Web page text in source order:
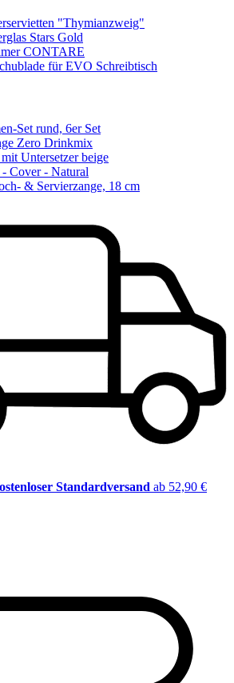
"Thymianzweig"
Stars Gold
CONTARE
für EVO Schreibtisch
Set rund, 6er Set
Zero Drinkmix
Untersetzer beige
Cover - Natural
& Servierzange, 18 cm
Standardversand ab 52,90 €